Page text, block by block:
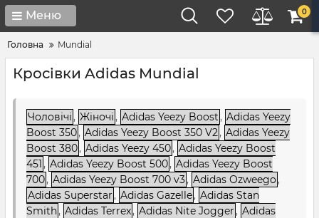
Меню 0
Головна Mundial
Кросівки Adidas Mundial
Чоловічі , Жіночі , Adidas Yeezy Boost , Adidas Yeezy
Boost 350, Adidas Yeezy Boost 350 V2, Adidas Yeezy
Boost 380, Adidas Yeezy 450, Adidas Yeezy Boost
451 , Adidas Yeezy Boost 500, Adidas Yeezy Boost
700, Adidas Yeezy Boost 700 v3, Adidas Ozweego ,
Adidas Superstar , Adidas Gazelle, Adidas Stan
Smith, Adidas Terrex, Adidas Nite Jogger , Adidas